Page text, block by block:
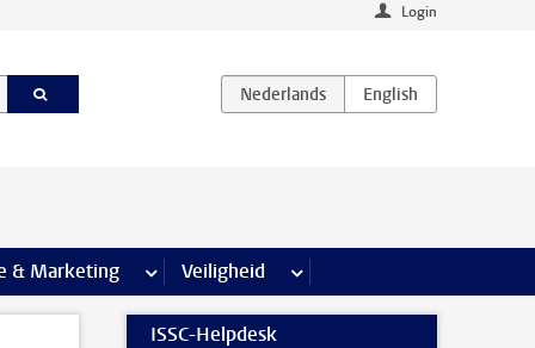
Login
& Marketing meer Communicatie & Marketing pagina’s
Veiligheid meer Veiligheid pagina’s
ISSC-Helpdesk